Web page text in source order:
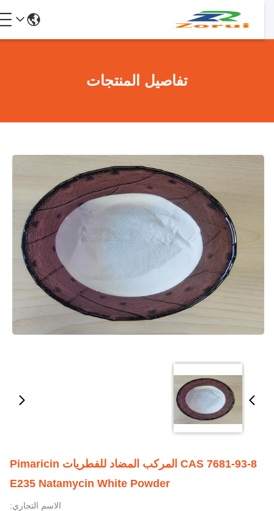
تفاصيل المنتجات
CAS 7681-93-8 المركب المضاد للفطريات Pimaricin
E235 Natamycin White Powder
الاسم التجاري: